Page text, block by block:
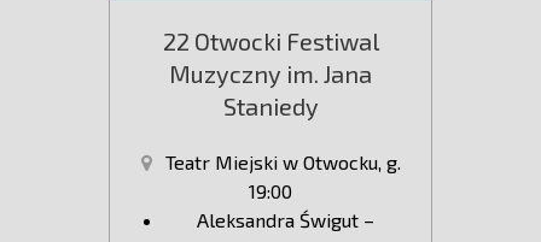
22 Otwocki Festiwal
Muzyczny im. Jana
Staniedy
Teatr Miejski w Otwocku, g.
19:00
Aleksandra Świgut –